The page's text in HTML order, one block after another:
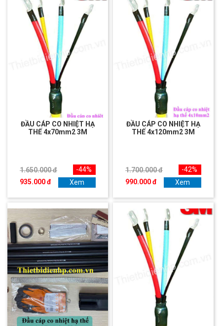
ĐẦU CÁP CO NHIỆT HẠ
THẾ 4x70mm2 3M
1.650.000 đ
935.000 đ
-44%
Xem
ĐẦU CÁP CO NHIỆT HẠ
THẾ 4x120mm2 3M
1.700.000 đ
990.000 đ
-42%
Xem